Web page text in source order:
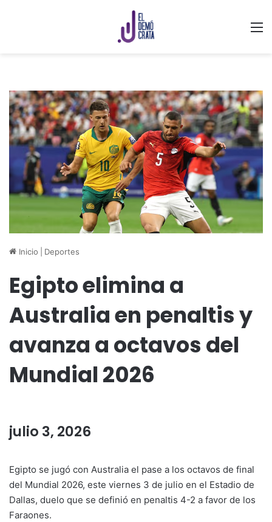
Inicio Deportes
Egipto elimina a
Australia en penaltis y
avanza a octavos del
Mundial 2026
julio 3, 2026
Egipto se jugó con Australia el pase a los octavos de final
del Mundial 2026, este viernes 3 de julio en el Estadio de
Dallas, duelo que se definió en penaltis 4-2 a favor de los
Faraones.